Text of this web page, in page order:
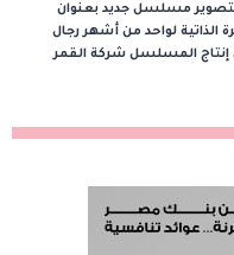
لتصوير مسلسل جديد بعنوان
لواحد من أشهر رجال
إنتاج المسلسل شركة القمر